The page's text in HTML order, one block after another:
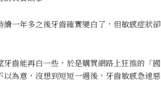
一年多之後牙齒確實變白了，但敏感症狀卻
齒能再白一些，於是購買網路上狂推的「國
為意，沒想到短短一週後，牙齒敏感急速惡